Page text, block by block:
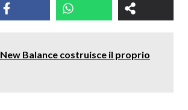
New Balance costruisce il proprio